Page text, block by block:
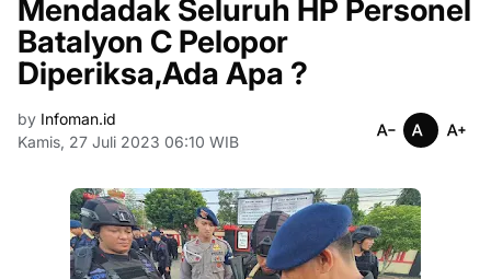
Mendadak Seluruh HP Personel
Batalyon C Pelopor
Diperiksa,Ada Apa ?
by Infoman.id
Kamis, 27 Juli 2023 06:10 WIB